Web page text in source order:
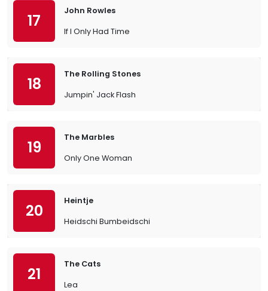
17
John Rowles
If I Only Had Time
18
The Rolling Stones
Jumpin' Jack Flash
19
The Marbles
Only One Woman
20
Heintje
Heidschi Bumbeidschi
21
The Cats
Lea